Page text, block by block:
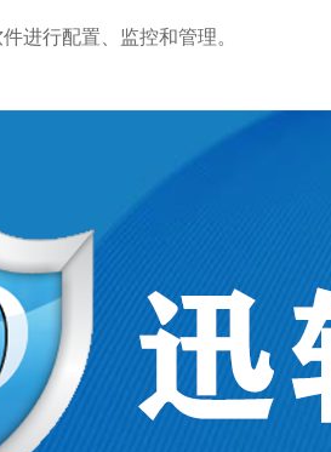
进行配置、监控和管理。